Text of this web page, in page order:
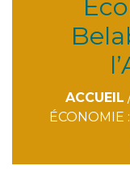
ACCUEIL
ÉCONOMIE